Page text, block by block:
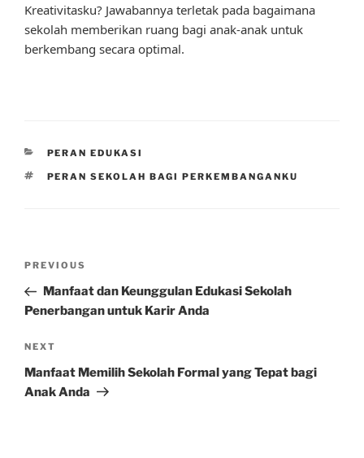
Kreativitasku? Jawabannya terletak pada bagaimana
sekolah memberikan ruang bagi anak-anak untuk
berkembang secara optimal.
CATEGORIES
PERAN EDUKASI
TAGS
PERAN SEKOLAH BAGI PERKEMBANGANKU
Previous
Post
PREVIOUS
Manfaat dan Keunggulan Edukasi Sekolah
Penerbangan untuk Karir Anda
Next
Post
NEXT
Manfaat Memilih Sekolah Formal yang Tepat bagi
Anak Anda